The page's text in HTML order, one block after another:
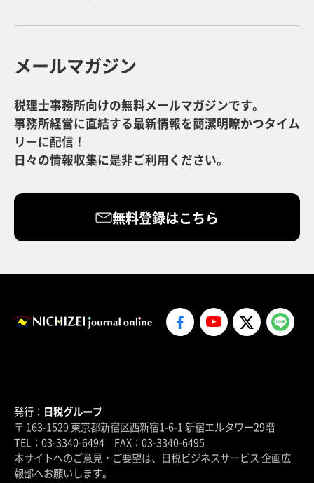
メールマガジン
税理士事務所向けの無料メールマガジンです。
事務所経営に直結する最新情報を簡潔明瞭かつタイム
リーに配信！
日々の情報収集に是非ご利用ください。
無料登録はこちら
発行： 日税グループ
〒 163-1529 東京都新宿区西新宿1-6-1 新宿エルタワー29階
TEL：03-3340-6494 FAX：03-3340-6495
本サイトへのご意見・ご要望は、日税ビジネスサービス 企画広
報部へお願いします。